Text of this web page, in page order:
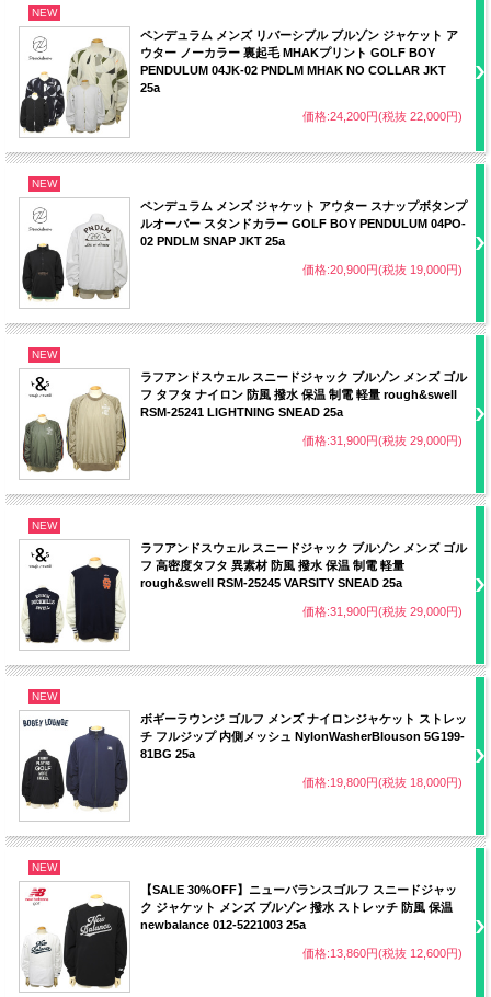
NEW
ペンデュラム メンズ リバーシブル ブルゾン ジャケット ア
ウター ノーカラー 裏起毛 MHAKプリント GOLF BOY
PENDULUM 04JK-02 PNDLM MHAK NO COLLAR JKT
25a
価格:24,200円(税抜 22,000円)
NEW
ペンデュラム メンズ ジャケット アウター スナップボタンプ
ルオーバー スタンドカラー GOLF BOY PENDULUM 04PO-
02 PNDLM SNAP JKT 25a
価格:20,900円(税抜 19,000円)
NEW
ラフアンドスウェル スニードジャック ブルゾン メンズ ゴル
フ タフタ ナイロン 防風 撥水 保温 制電 軽量 rough&swell
RSM-25241 LIGHTNING SNEAD 25a
価格:31,900円(税抜 29,000円)
NEW
ラフアンドスウェル スニードジャック ブルゾン メンズ ゴル
フ 高密度タフタ 異素材 防風 撥水 保温 制電 軽量
rough&swell RSM-25245 VARSITY SNEAD 25a
価格:31,900円(税抜 29,000円)
NEW
ボギーラウンジ ゴルフ メンズ ナイロンジャケット ストレッ
チ フルジップ 内側メッシュ NylonWasherBlouson 5G199-
81BG 25a
価格:19,800円(税抜 18,000円)
NEW
【SALE 30%OFF】ニューバランスゴルフ スニードジャッ
ク ジャケット メンズ ブルゾン 撥水 ストレッチ 防風 保温
newbalance 012-5221003 25a
価格:13,860円(税抜 12,600円)